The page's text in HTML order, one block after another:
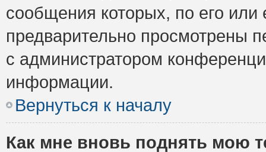
сообщения которых, по его
предварительно просмотрены
с администратором
информации.
Вернуться к началу
Как мне вновь поднять мою